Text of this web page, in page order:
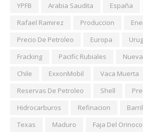
YPFB
Arabia Saudita España
Rafael Ramirez
Produccion
Precio De Petroleo
Europa
Fracking
Pacific Rubiales
Chile
ExxonMobil Vaca Muerta
Reservas De Petroleo
Shell
Hidrocarburos
Refinacion Barril
Texas
Maduro Faja Del Orinoco